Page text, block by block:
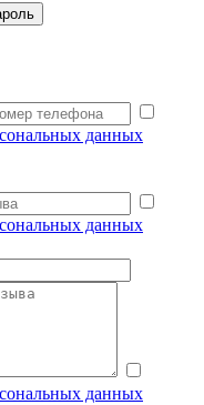
данных
данных
данных